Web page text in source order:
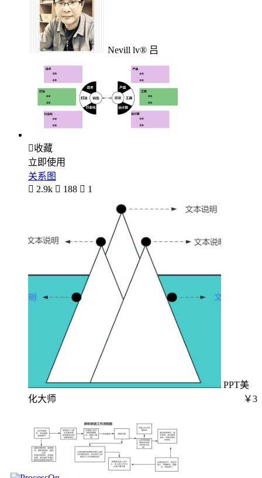
Nevill lv® 吕
收藏
立即使用
关系图
 2.9k  188  1
PPT美
化大师
￥3